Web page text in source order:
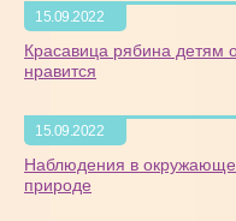
15.09.2022
Красавица рябина детям
нравится
15.09.2022
Наблюдения в
природе